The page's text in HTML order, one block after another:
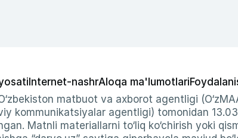
Internet-nashrAloqa ma'lumotlari
matbuot va axborot agentligi
kommunikatsiyalar agentligi) tomonidan
Matnli materiallarni to‘liq ko‘chirish yoki